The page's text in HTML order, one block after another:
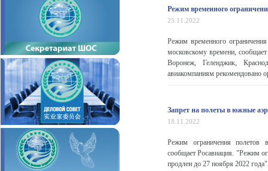
Режим временного
25.11.2022
Режим временного
московскому времени,
Воронеж, Геленджик,
авиакомпаниям рекомендовано
Запрет на полеты в южные
18.11.2022
Режим ограничения полетов
сообщает Росавиация. "Режим
продлен до 27 ноября 2022